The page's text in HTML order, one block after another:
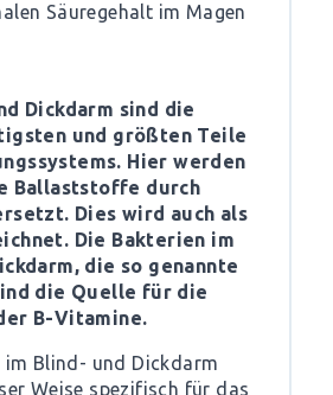
Säuregehalt im Magen
Dickdarm sind die
und größten Teile
Hier werden
Ballaststoffe durch
Dies wird auch als
Die Bakterien im
die so genannte
die Quelle für die
B-Vitamine.
im Blind- und Dickdarm
Weise spezifisch für das